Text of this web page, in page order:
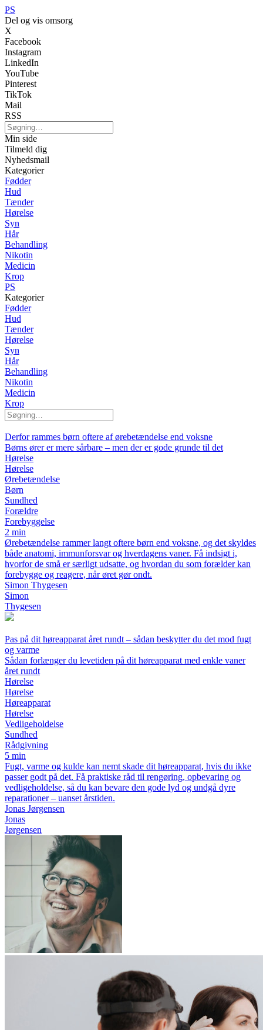
PS
Del og vis omsorg
X
Facebook
Instagram
LinkedIn
YouTube
Pinterest
TikTok
Mail
RSS
Min side
Tilmeld dig
Nyhedsmail
Kategorier
Fødder
Hud
Tænder
Hørelse
Syn
Hår
Behandling
Nikotin
Medicin
Krop
PS
Kategorier
Fødder
Hud
Tænder
Hørelse
Syn
Hår
Behandling
Nikotin
Medicin
Krop
Derfor rammes børn oftere af ørebetændelse end voksne
Børns ører er mere sårbare – men der er gode grunde til det
Hørelse
Hørelse
Ørebetændelse
Børn
Sundhed
Forældre
Forebyggelse
2 min
Ørebetændelse rammer langt oftere børn end voksne, og det skyldes
både anatomi, immunforsvar og hverdagens vaner. Få indsigt i,
hvorfor de små er særligt udsatte, og hvordan du som forælder kan
forebygge og reagere, når øret gør ondt.
Simon Thygesen
Simon
Thygesen
Pas på dit høreapparat året rundt – sådan beskytter du det mod fugt
og varme
Sådan forlænger du levetiden på dit høreapparat med enkle vaner
året rundt
Hørelse
Hørelse
Høreapparat
Hørelse
Vedligeholdelse
Sundhed
Rådgivning
5 min
Fugt, varme og kulde kan nemt skade dit høreapparat, hvis du ikke
passer godt på det. Få praktiske råd til rengøring, opbevaring og
vedligeholdelse, så du kan bevare den gode lyd og undgå dyre
reparationer – uanset årstiden.
Jonas Jørgensen
Jonas
Jørgensen